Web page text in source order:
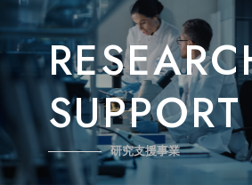
SUPPORT
研究支援事業